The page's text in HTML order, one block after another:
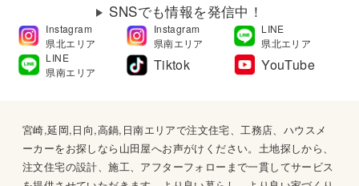
SNSでも情報を発信中！
Instagram
県北エリア
Instagram
県南エリア
LINE
県北エリア
LINE
県南エリア
Tiktok YouTube
宮崎,延岡,日向,高鍋,日南エリアで注文住宅、工務店、ハウスメ
ーカーをお探しなら山田屋へお声がけください。土地探しから、
注文住宅の設計、施工、アフターフォローまで一貫してサービス